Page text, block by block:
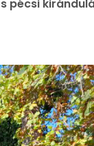
pécsi